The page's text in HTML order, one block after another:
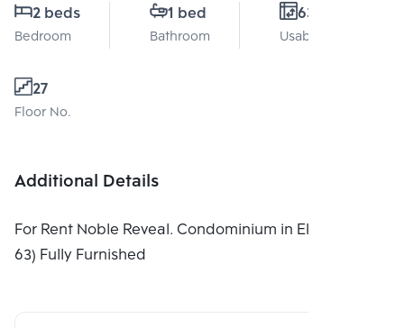
2 beds
Bedroom
1 bed
Bathroom
63 Sq.m.
Usable area
27
Floor No.
Additional Details
For Rent Noble Reveal. Condominium in Ekamai (Suk.
63) Fully Furnished